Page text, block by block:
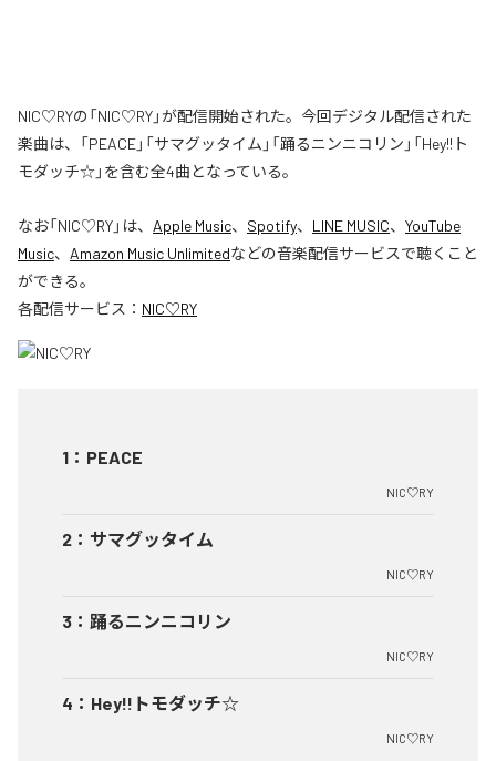
NIC♡RYの「NIC♡RY」が配信開始された。今回デジタル配信された
楽曲は、「PEACE」「サマグッタイム」「踊るニンニコリン」「Hey!!ト
モダッチ☆」を含む全4曲となっている。
なお「NIC♡RY」は、 Apple Music、 Spotify、 LINE MUSIC、 YouTube
Music、 Amazon Music Unlimitedなどの音楽配信サービスで聴くこと
ができる。
各配信サービス： NIC♡RY
1 ： PEACE
NIC♡RY
2 ： サマグッタイム
NIC♡RY
3 ： 踊るニンニコリン
NIC♡RY
4 ： Hey!!トモダッチ☆
NIC♡RY